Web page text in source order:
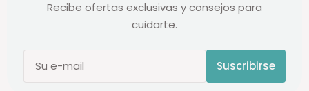
Recibe ofertas exclusivas y consejos para